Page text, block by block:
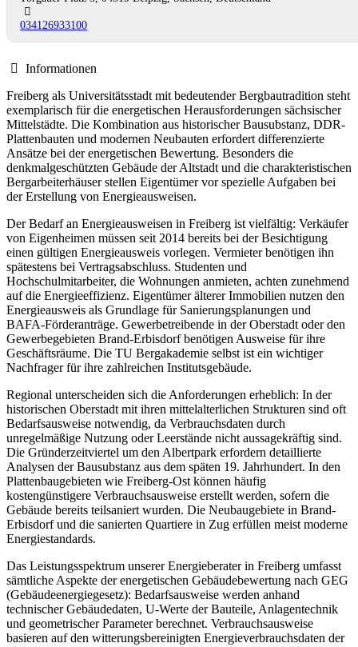
034126933100
Informationen
Freiberg als Universitätsstadt mit bedeutender Bergbautradition steht
exemplarisch für die energetischen Herausforderungen sächsischer
Mittelstädte. Die Kombination aus historischer Bausubstanz, DDR-
Plattenbauten und modernen Neubauten erfordert differenzierte
Ansätze bei der energetischen Bewertung. Besonders die
denkmalgeschützten Gebäude der Altstadt und die charakteristischen
Bergarbeiterhäuser stellen Eigentümer vor spezielle Aufgaben bei
der Erstellung von Energieausweisen.
Der Bedarf an Energieausweisen in Freiberg ist vielfältig: Verkäufer
von Eigenheimen müssen seit 2014 bereits bei der Besichtigung
einen gültigen Energieausweis vorlegen. Vermieter benötigen ihn
spätestens bei Vertragsabschluss. Studenten und
Hochschulmitarbeiter, die Wohnungen anmieten, achten zunehmend
auf die Energieeffizienz. Eigentümer älterer Immobilien nutzen den
Energieausweis als Grundlage für Sanierungsplanungen und
BAFA-Förderanträge. Gewerbetreibende in der Oberstadt oder den
Gewerbegebieten Brand-Erbisdorf benötigen Ausweise für ihre
Geschäftsräume. Die TU Bergakademie selbst ist ein wichtiger
Nachfrager für ihre zahlreichen Institutsgebäude.
Regional unterscheiden sich die Anforderungen erheblich: In der
historischen Oberstadt mit ihren mittelalterlichen Strukturen sind oft
Bedarfsausweise notwendig, da Verbrauchsdaten durch
unregelmäßige Nutzung oder Leerstände nicht aussagekräftig sind.
Die Gründerzeitviertel um den Albertpark erfordern detaillierte
Analysen der Bausubstanz aus dem späten 19. Jahrhundert. In den
Plattenbaugebieten wie Freiberg-Ost können häufig
kostengünstigere Verbrauchsausweise erstellt werden, sofern die
Gebäude bereits teilsaniert wurden. Die Neubaugebiete in Brand-
Erbisdorf und die sanierten Quartiere in Zug erfüllen meist moderne
Energiestandards.
Das Leistungsspektrum unserer Energieberater in Freiberg umfasst
sämtliche Aspekte der energetischen Gebäudebewertung nach GEG
(Gebäudeenergiegesetz): Bedarfsausweise werden anhand
technischer Gebäudedaten, U-Werte der Bauteile, Anlagentechnik
und geometrischer Parameter berechnet. Verbrauchsausweise
basieren auf den witterungsbereinigten Energieverbrauchsdaten der